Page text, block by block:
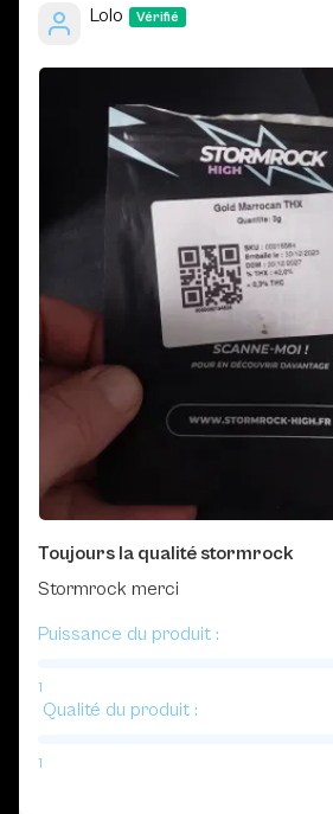
Lolo
Toujours la qualité stormrock
Stormrock merci
Puissance du produit :
1
Qualité du produit :
1